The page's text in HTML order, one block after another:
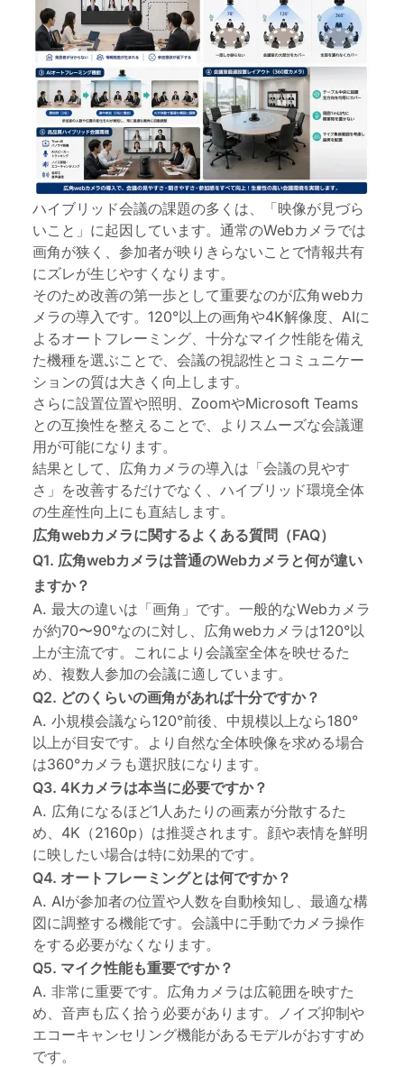
ハイブリッド会議の課題の多くは、「映像が見づら
いこと」に起因しています。通常のWebカメラでは
画角が狭く、参加者が映りきらないことで情報共有
にズレが生じやすくなります。
そのため改善の第一歩として重要なのが広角webカ
メラの導入です。120°以上の画角や4K解像度、AIに
よるオートフレーミング、十分なマイク性能を備え
た機種を選ぶことで、会議の視認性とコミュニケー
ションの質は大きく向上します。
さらに設置位置や照明、ZoomやMicrosoft Teams
との互換性を整えることで、よりスムーズな会議運
用が可能になります。
結果として、広角カメラの導入は「会議の見やす
さ」を改善するだけでなく、ハイブリッド環境全体
の生産性向上にも直結します。
広角webカメラに関するよくある質問（FAQ）
Q1. 広角webカメラは普通のWebカメラと何が違い
ますか？
A. 最大の違いは「画角」です。一般的なWebカメラ
が約70〜90°なのに対し、広角webカメラは120°以
上が主流です。これにより会議室全体を映せるた
め、複数人参加の会議に適しています。
Q2. どのくらいの画角があれば十分ですか？
A. 小規模会議なら120°前後、中規模以上なら180°
以上が目安です。より自然な全体映像を求める場合
は360°カメラも選択肢になります。
Q3. 4Kカメラは本当に必要ですか？
A. 広角になるほど1人あたりの画素が分散するた
め、4K（2160p）は推奨されます。顔や表情を鮮明
に映したい場合は特に効果的です。
Q4. オートフレーミングとは何ですか？
A. AIが参加者の位置や人数を自動検知し、最適な構
図に調整する機能です。会議中に手動でカメラ操作
をする必要がなくなります。
Q5. マイク性能も重要ですか？
A. 非常に重要です。広角カメラは広範囲を映すた
め、音声も広く拾う必要があります。ノイズ抑制や
エコーキャンセリング機能があるモデルがおすすめ
です。